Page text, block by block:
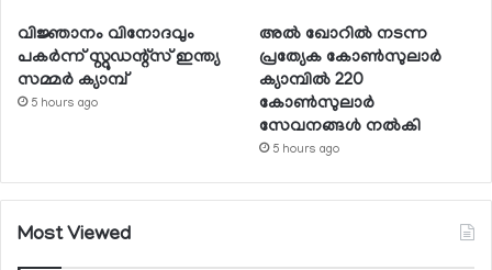
വിജ്ഞാനം വിനോദവും
പകര്‍ന്ന് സ്റ്റുഡന്റ്‌സ് ഇന്ത്യ
സമ്മര്‍ ക്യാമ്പ്
5 hours ago
അല്‍ ഖോറില്‍ നടന്ന
പ്രത്യേക കോണ്‍സുലാര്‍
ക്യാമ്പില്‍ 220
കോണ്‍സുലാര്‍
സേവനങ്ങള്‍ നല്‍കി
5 hours ago
Most Viewed